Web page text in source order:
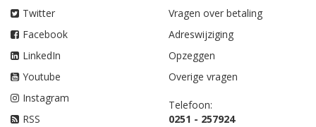
Twitter
Facebook
LinkedIn
Youtube
Instagram
RSS
Vragen over betaling
Adreswijziging
Opzeggen
Overige vragen
Telefoon:
0251 - 257924